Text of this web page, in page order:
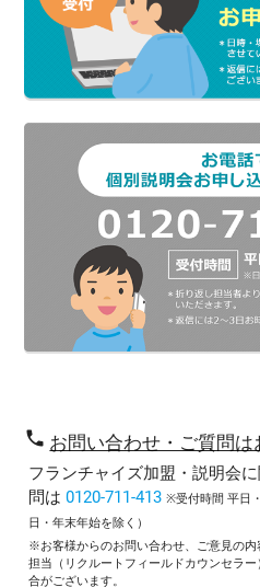
phone お問い合わせ・ご質問は
フランチャイズ加盟・説明会
問は 0120-711-413 ※受付時間 平日
日・年末年始を除く）
※お客様からのお問い合わせ、ご意見の
担当（リクルートフィールドカウンセラ
合がございます。